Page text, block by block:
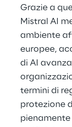
Grazie a
Mistral AI
ambiente
europee,
di AI
termini di
protezione
pienamente